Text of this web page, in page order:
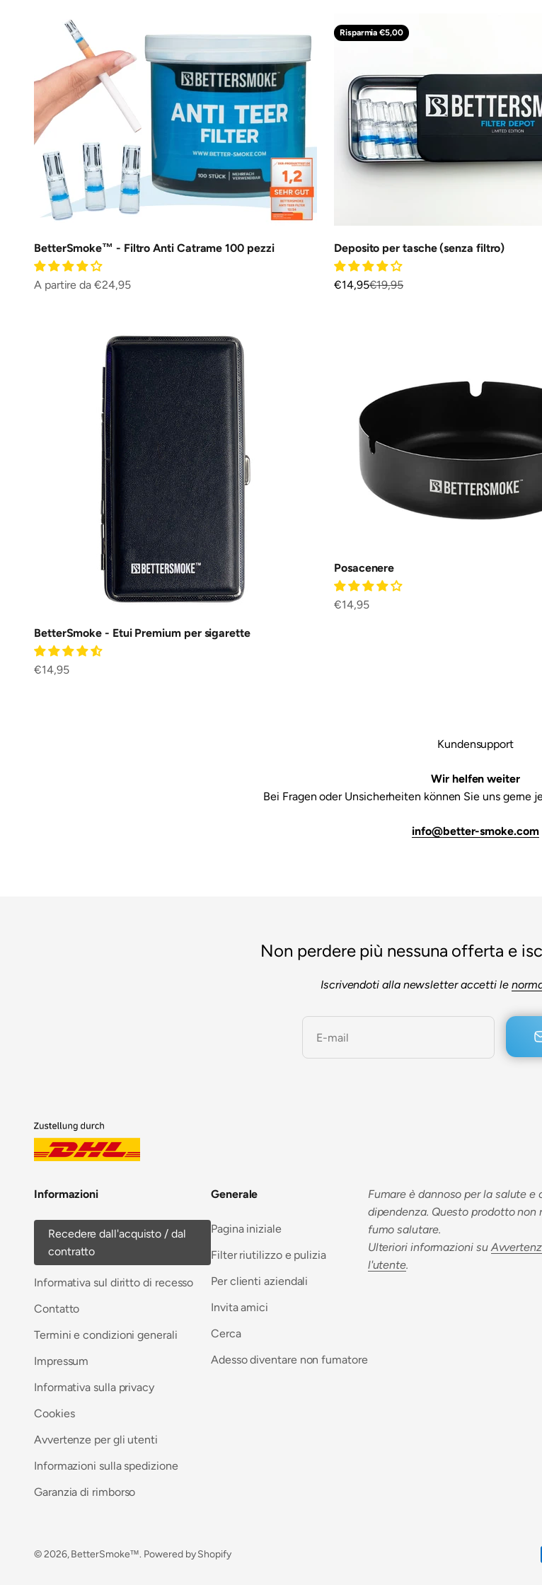
BetterSmoke™ - Filtro Anti Catrame 100 pezzi
Prezzo scontato
A partire da €24,95
Risparmia €5,00
Deposito per tasche (senza filtro)
Prezzo scontato
€14,95Prezzo
€19,95
BetterSmoke - Etui Premium per sigarette
Prezzo scontato
€14,95
Posacenere
Prezzo scontato
€14,95
Kundensupport
Wir helfen weiter
Bei Fragen oder Unsicherheiten können Sie uns gerne
info@better-smoke.com
Non perdere più nessuna offerta e
Iscrivendoti alla newsletter accetti le
E-mail
Informazioni
Recedere dall'acquisto / dal
contratto
Informativa sul diritto di recesso
Contatto
Termini e condizioni generali
Impressum
Informativa sulla privacy
Cookies
Avvertenze per gli utenti
Informazioni sulla spedizione
Garanzia di rimborso
Generale
Pagina iniziale
Filter riutilizzo e pulizia
Per clienti aziendali
Invita amici
Cerca
Adesso diventare non fumatore
Fumare è dannoso per la salute e
dipendenza. Questo prodotto non
fumo salutare.
Ulteriori informazioni su
l'utente.
© 2026, BetterSmoke™. Powered by Shopify